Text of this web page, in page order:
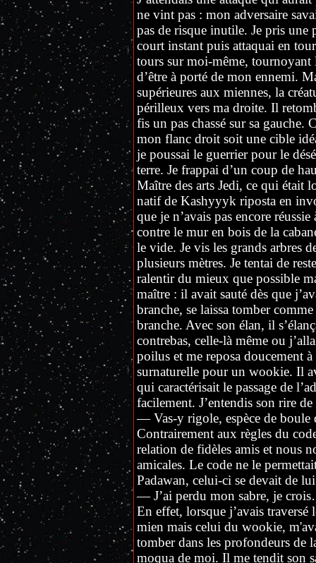
ne vint pas : mon adversaire
pas de risque inutile. Je pris
court instant puis attaquai en
tours sur moi-même, tournoyant
d’être à porté de mon ennemi.
supérieures aux miennes, la
périlleux vers ma droite. Il
fis un pas chassé sur sa gauche.
mon flanc droit soit une cible
je poussai le guerrier pour le
terre. Je frappai d’un coup de
Maître des arts Jedi, ce qui était
natif de Kashyyyk riposta en
que je n’avais pas encore
contre le mur en bois de la
le vide. Je vis les grands arbres
plusieurs mètres. Je tentai de
ralentir du mieux que possible
maître : il avait sauté dès que
branche, se laissa tomber
branche. Avec son élan, il
contrebas, celle-là même ou
poilus et me reposa doucement
surnaturelle pour un wookie. Il
qui caractérisait le passage de
facilement. J’entendis son rire
— Vas-y rigole, espèce de boule
Contrairement aux règles du
relation de fidèles amis et nous
amicales. Le code ne le
Padawan, celui-ci se devait de
— J’ai perdu mon sabre, je
En effet, lorsque j’avais traversé
mien mais celui du wookie,
tomber dans les profondeurs de
moqua de moi. Il me tendit son